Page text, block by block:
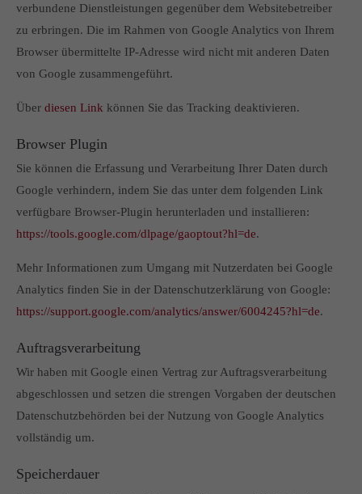
verbundene Dienstleistungen gegenüber dem Websitebetreiber
zu erbringen. Die im Rahmen von Google Analytics von Ihrem
Browser übermittelte IP-Adresse wird nicht mit anderen Daten
von Google zusammengeführt.
Über diesen Link können Sie das Tracking deaktivieren.
Browser Plugin
Sie können die Erfassung und Verarbeitung Ihrer Daten durch
Google verhindern, indem Sie das unter dem folgenden Link
verfügbare Browser-Plugin herunterladen und installieren:
https://tools.google.com/dlpage/gaoptout?hl=de.
Mehr Informationen zum Umgang mit Nutzerdaten bei Google
Analytics finden Sie in der Datenschutzerklärung von Google:
https://support.google.com/analytics/answer/6004245?hl=de.
Auftragsverarbeitung
Wir haben mit Google einen Vertrag zur Auftragsverarbeitung
abgeschlossen und setzen die strengen Vorgaben der deutschen
Datenschutzbehörden bei der Nutzung von Google Analytics
vollständig um.
Speicherdauer